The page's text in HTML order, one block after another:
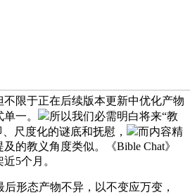
限于正在后续版本更新中优化产物
一。
所以我们必需明白将来“教
尺度化的谜底和抚慰，
而内容精
的教义角度类似。《Bible Chat》
5个月。
态产物不异，以不变应万变，